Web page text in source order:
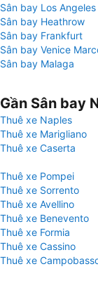
Sân bay Los Angeles
Sân bay Heathrow
Sân bay Frankfurt
Sân bay Venice
Sân bay Malaga
Gần Sân
Thuê xe Naples
Thuê xe Marigliano
Thuê xe Caserta
Thuê xe Pompei
Thuê xe Sorrento
Thuê xe Avellino
Thuê xe Benevento
Thuê xe Formia
Thuê xe Cassino
Thuê xe